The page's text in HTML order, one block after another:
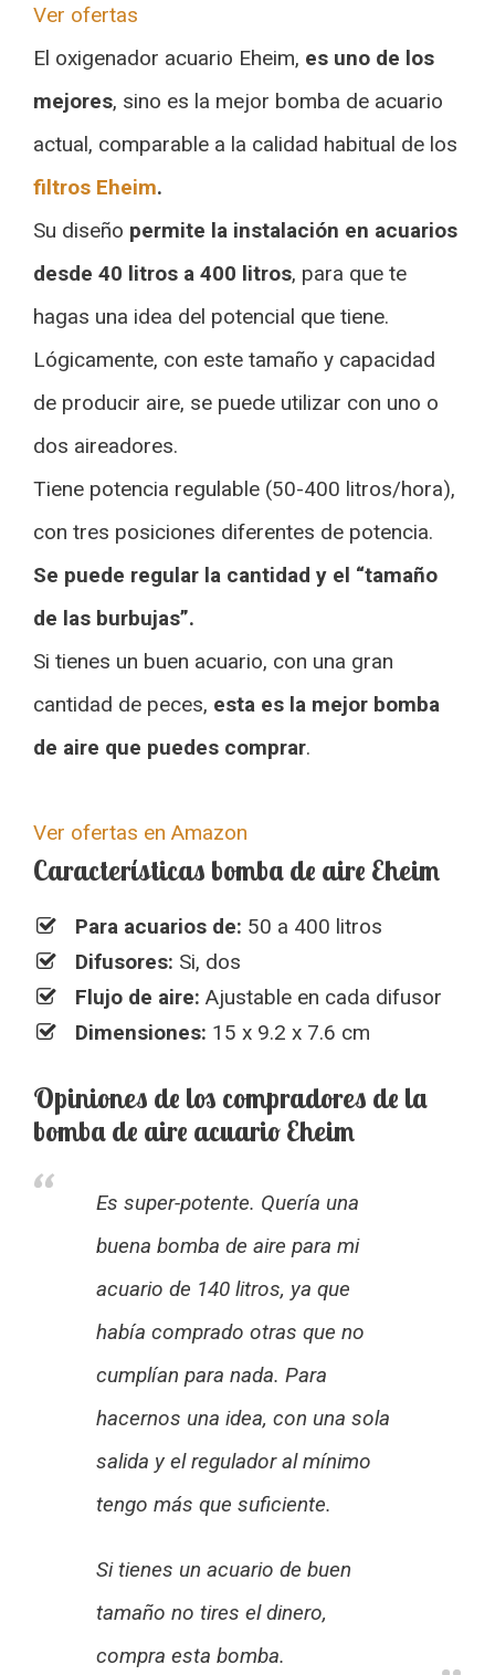
Ver ofertas
El oxigenador acuario Eheim, es uno de los
mejores, sino es la mejor bomba de acuario
actual, comparable a la calidad habitual de los
filtros Eheim.
Su diseño permite la instalación en acuarios
desde 40 litros a 400 litros, para que te
hagas una idea del potencial que tiene.
Lógicamente, con este tamaño y capacidad
de producir aire, se puede utilizar con uno o
dos aireadores.
Tiene potencia regulable (50-400 litros/hora),
con tres posiciones diferentes de potencia.
Se puede regular la cantidad y el “tamaño
de las burbujas”.
Si tienes un buen acuario, con una gran
cantidad de peces, esta es la mejor bomba
de aire que puedes comprar.
Ver ofertas en Amazon
Características bomba de aire Eheim
Para acuarios de: 50 a 400 litros
Difusores: Si, dos
Flujo de aire: Ajustable en cada difusor
Dimensiones: 15 x 9.2 x 7.6 cm
Opiniones de los compradores de la
bomba de aire acuario Eheim
Es super-potente. Quería una
buena bomba de aire para mi
acuario de 140 litros, ya que
había comprado otras que no
cumplían para nada. Para
hacernos una idea, con una sola
salida y el regulador al mínimo
tengo más que suficiente.
Si tienes un acuario de buen
tamaño no tires el dinero,
compra esta bomba.